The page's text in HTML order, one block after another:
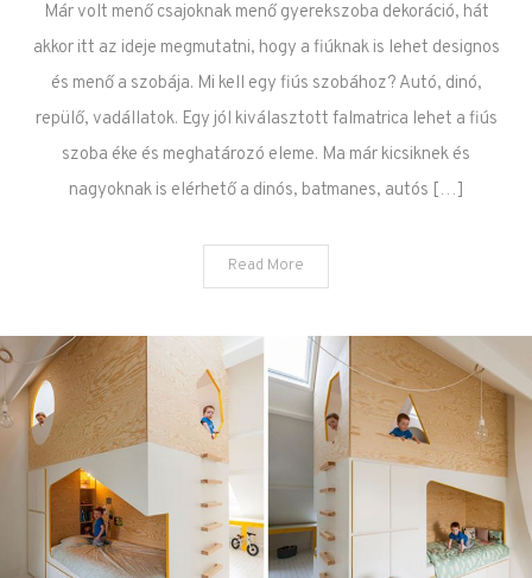
Már volt menő csajoknak menő gyerekszoba dekoráció, hát
akkor itt az ideje megmutatni, hogy a fiúknak is lehet designos
és menő a szobája. Mi kell egy fiús szobához? Autó, dinó,
repülő, vadállatok. Egy jól kiválasztott falmatrica lehet a fiús
szoba éke és meghatározó eleme. Ma már kicsiknek és
nagyoknak is elérhető a dinós, batmanes, autós […]
Read More